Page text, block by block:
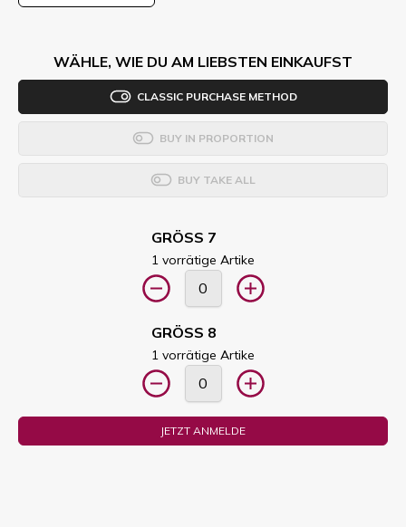
WÄHLE, WIE DU AM LIEBSTEN EINKAUFST
CLASSIC PURCHASE METHOD
BUY IN PROPORTION
BUY TAKE ALL
GRÖSS 7
1 vorrätige Artike
GRÖSS 8
1 vorrätige Artike
JETZT ANMELDE